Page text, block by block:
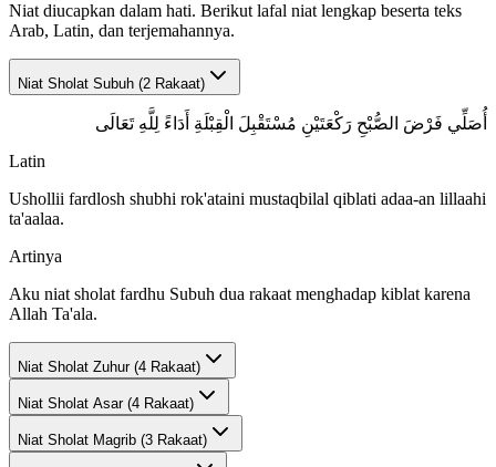
Niat diucapkan dalam hati. Berikut lafal niat lengkap beserta teks
Arab, Latin, dan terjemahannya.
Niat Sholat Subuh (2 Rakaat)
أُصَلِّي فَرْضَ الصُّبْحِ رَكْعَتَيْنِ مُسْتَقْبِلَ الْقِبْلَةِ أَدَاءً لِلَّهِ تَعَالَى
Latin
Ushollii fardlosh shubhi rok'ataini mustaqbilal qiblati adaa-an lillaahi
ta'aalaa.
Artinya
Aku niat sholat fardhu Subuh dua rakaat menghadap kiblat karena
Allah Ta'ala.
Niat Sholat Zuhur (4 Rakaat)
Niat Sholat Asar (4 Rakaat)
Niat Sholat Magrib (3 Rakaat)